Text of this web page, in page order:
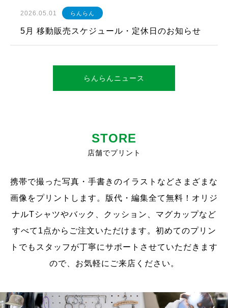
2026.05.01 らんらん
5月 移動販売スケジュール・定休日のお知らせ
らんらんニュース
STORE
店舗でプリント
携帯で撮った写真・手書きのイラストなどさまざまな
画像をプリントします。 版代・編集全て無料！オリジ
ナルTシャツやバック、クッション、マグカップなど
すべて1点からご注文いただけます。 初めてのプリン
トでもスタッフが丁寧にサポートさせていただきます
ので、お気軽にご来店ください。